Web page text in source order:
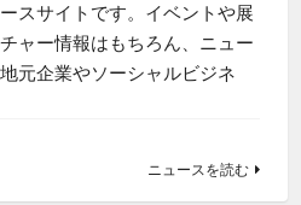
スサイトです。イベントや展
ャー情報はもちろん、ニュー
元企業やソーシャルビジネ
ニュースを読む